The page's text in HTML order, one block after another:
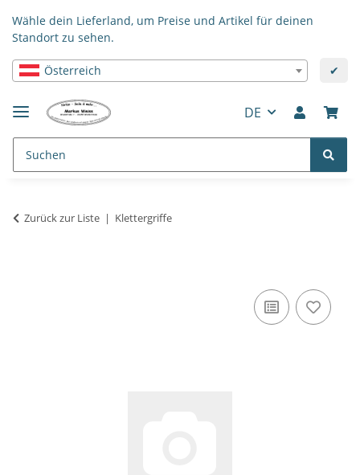
Wähle dein Lieferland, um Preise und Artikel für deinen
Standort zu sehen.
Österreich ✔
DE
Zurück zur Liste Klettergriffe